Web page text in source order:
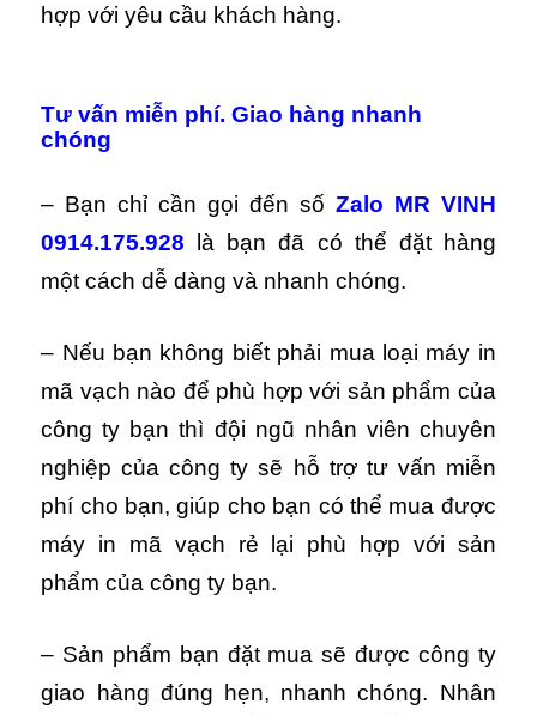
hợp với yêu cầu khách hàng.
Tư vấn miễn phí. Giao hàng nhanh
chóng
– Bạn chỉ cần gọi đến số Zalo MR VINH
0914.175.928 là bạn đã có thể đặt hàng
một cách dễ dàng và nhanh chóng.
– Nếu bạn không biết phải mua loại máy in
mã vạch nào để phù hợp với sản phẩm của
công ty bạn thì đội ngũ nhân viên chuyên
nghiệp của công ty sẽ hỗ trợ tư vấn miễn
phí cho bạn, giúp cho bạn có thể mua được
máy in mã vạch rẻ lại phù hợp với sản
phẩm của công ty bạn.
– Sản phẩm bạn đặt mua sẽ được công ty
giao hàng đúng hẹn, nhanh chóng. Nhân